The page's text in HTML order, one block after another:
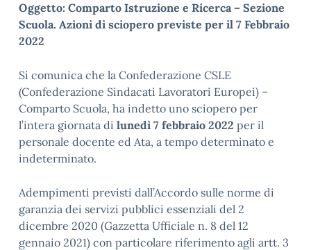
Oggetto: Comparto Istruzione e Ricerca – Sezione
Scuola. Azioni di sciopero previste per il 7 Febbraio
2022
Si comunica che la Confederazione CSLE
(Confederazione Sindacati Lavoratori Europei) –
Comparto Scuola, ha indetto uno sciopero per
l’intera giornata di lunedì 7 febbraio 2022 per il
personale docente ed Ata, a tempo determinato e
indeterminato.
Adempimenti previsti dall’Accordo sulle norme di
garanzia dei servizi pubblici essenziali del 2
dicembre 2020 (Gazzetta Ufficiale n. 8 del 12
gennaio 2021) con particolare riferimento agli artt. 3